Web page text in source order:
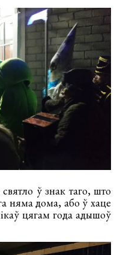
ў знак таго, што
няма дома, або ў хаце
цягам года адышоў